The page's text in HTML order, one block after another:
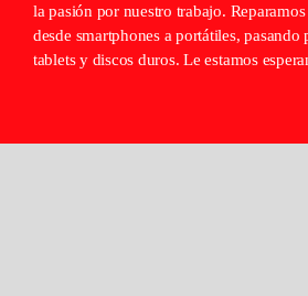
la pasión por nuestro trabajo. Reparamos
desde smartphones a portátiles, pasando
tablets y discos duros. Le estamos